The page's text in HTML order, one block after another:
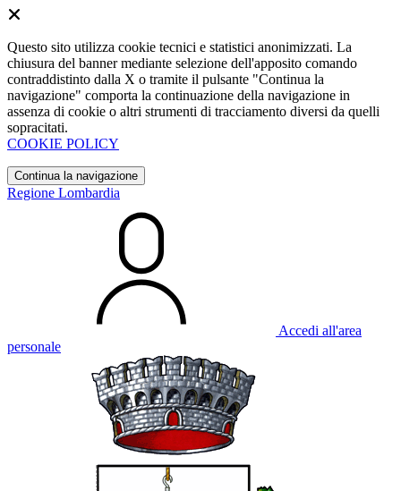
Questo sito utilizza cookie tecnici e statistici anonimizzati. La
chiusura del banner mediante selezione dell'apposito comando
contraddistinto dalla X o tramite il pulsante "Continua la
navigazione" comporta la continuazione della navigazione in
assenza di cookie o altri strumenti di tracciamento diversi da quelli
sopracitati.
COOKIE POLICY
Continua la navigazione
Regione Lombardia
Accedi all'area
personale